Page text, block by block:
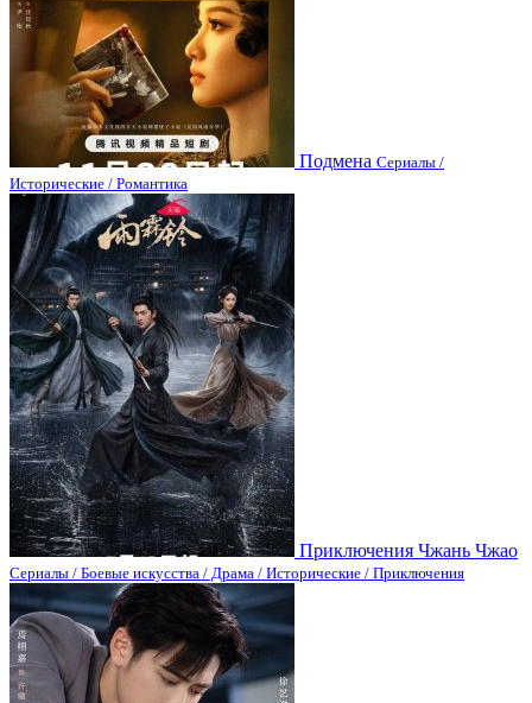
Подмена Сериалы /
Исторические / Романтика
Приключения Чжань Чжао
Сериалы / Боевые искусства / Драма / Исторические / Приключения